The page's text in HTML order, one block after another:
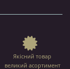
Якісний товар
великий асортимент